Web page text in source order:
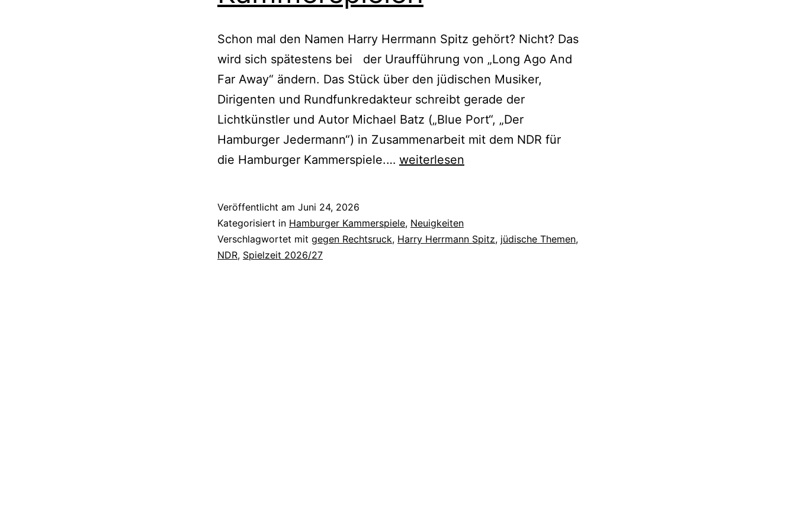
Schon mal den Namen Harry Herrmann Spitz gehört? Nicht? Das
wird sich spätestens bei der Uraufführung von „Long Ago And
Far Away“ ändern. Das Stück über den jüdischen Musiker,
Dirigenten und Rundfunkredakteur schreibt gerade der
Lichtkünstler und Autor Michael Batz („Blue Port“, „Der
Hamburger Jedermann“) in Zusammenarbeit mit dem NDR für
die Hamburger Kammerspiele.… Heikle
gute
Unterhaltung
weiterlesen
Veröffentlicht am Juni 24, 2026
Kategorisiert in Hamburger Kammerspiele, Neuigkeiten
Verschlagwortet mit gegen Rechtsruck, Harry Herrmann Spitz, jüdische Themen,
NDR, Spielzeit 2026/27